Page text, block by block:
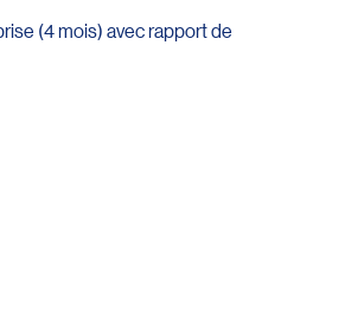
(4 mois) avec rapport de